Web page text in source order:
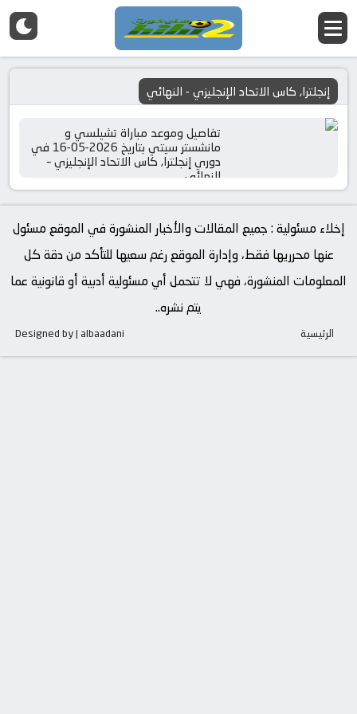
إنجلترا, كاس الاتحاد الإنجليزي - النهائي
تفاصيل وموعد مباراة تشيلسي و
مانشستر سيتي بتاريخ 2026-05-16 في
دوري إنجلترا, كاس الاتحاد الإنجليزي –
النهائي
إخلاء مسئولية : جميع المقالات والأخبار المنشورة في الموقع مسئول
عنها محرريها فقط، وإدارة الموقع رغم سعيها للتأكد من دقة كل
المعلومات المنشورة، فهي لا تتحمل أي مسئولية أدبية أو قانونية عما
يتم نشره..
Designed by | albaadani الرئيسية